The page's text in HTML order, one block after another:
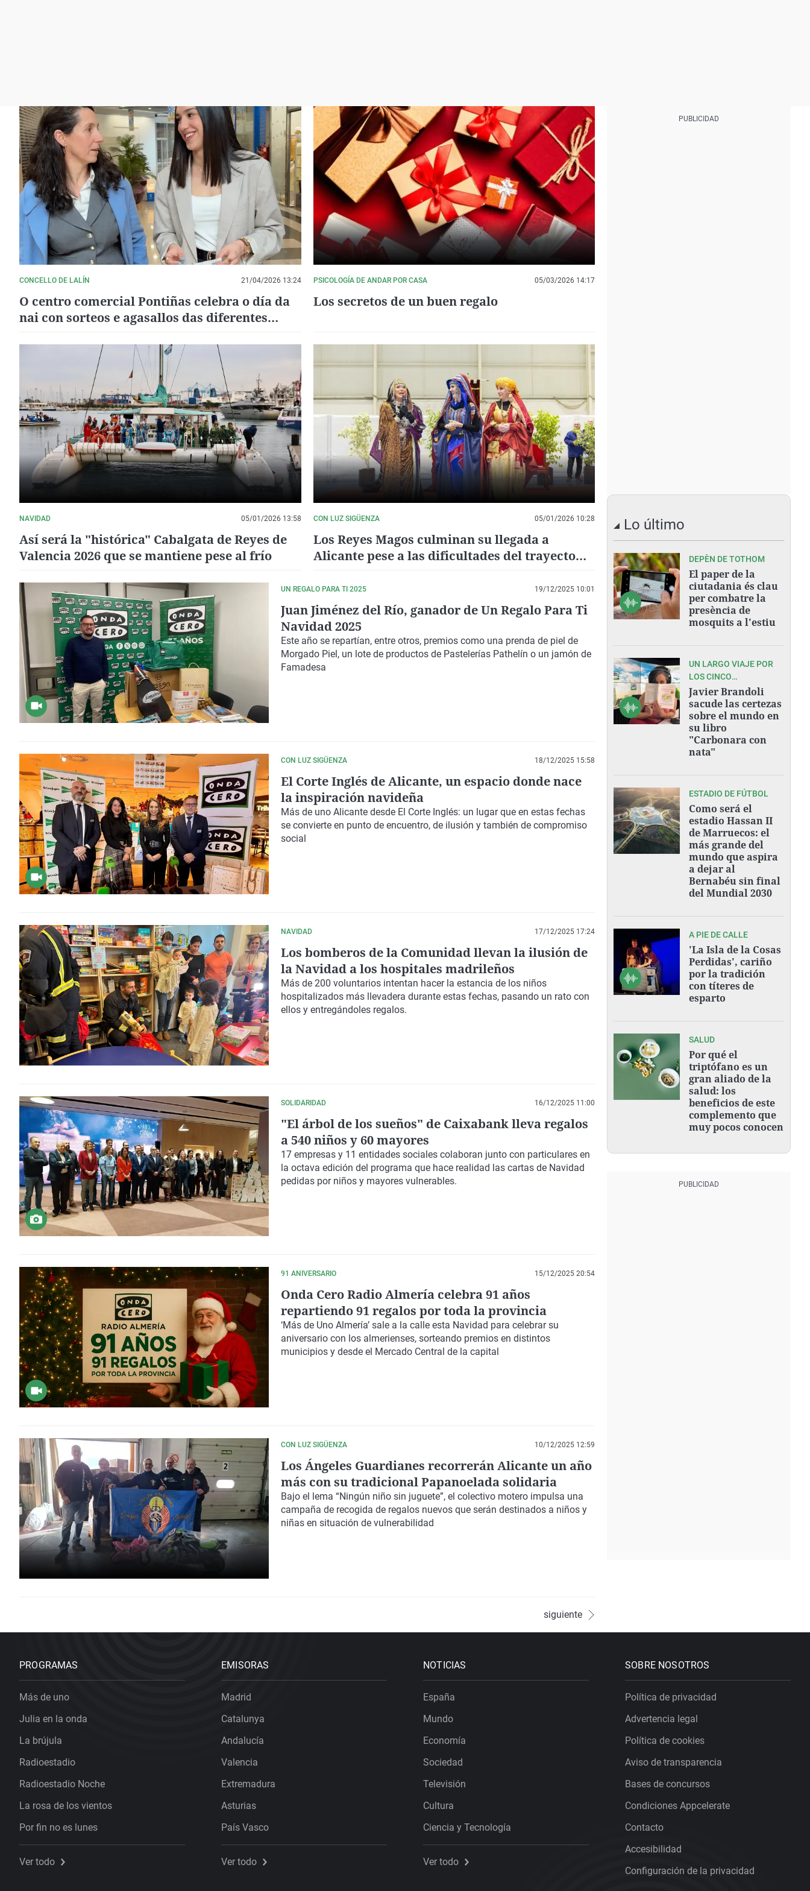
CONCELLO DE LALÍN 21/04/2026 13:24
O centro comercial Pontiñas celebra o día da
nai con sorteos e agasallos das diferentes
PSICOLOGÍA DE ANDAR POR CASA 05/03/2026 14:17
Los secretos de un buen regalo
NAVIDAD 05/01/2026 13:58
Así será la "histórica" Cabalgata de Reyes de
Valencia 2026 que se mantiene pese al frío
CON LUZ SIGÜENZA 05/01/2026 10:28
Los Reyes Magos culminan su llegada a
Alicante pese a las dificultades del trayecto
UN REGALO PARA TI 2025 19/12/2025 10:01
Juan Jiménez del Río, ganador de Un Regalo Para Ti
Navidad 2025
Este año se repartían, entre otros, premios como una prenda de piel de
Morgado Piel, un lote de productos de Pastelerías Pathelín o un jamón de
Famadesa
CON LUZ SIGÜENZA 18/12/2025 15:58
El Corte Inglés de Alicante, un espacio donde nace
la inspiración navideña
Más de uno Alicante desde El Corte Inglés: un lugar que en estas fechas
se convierte en punto de encuentro, de ilusión y también de compromiso
social
NAVIDAD 17/12/2025 17:24
Los bomberos de la Comunidad llevan la ilusión de
la Navidad a los hospitales madrileños
Más de 200 voluntarios intentan hacer la estancia de los niños
hospitalizados más llevadera durante estas fechas, pasando un rato con
ellos y entregándoles regalos.
SOLIDARIDAD 16/12/2025 11:00
"El árbol de los sueños" de Caixabank lleva regalos
a 540 niños y 60 mayores
17 empresas y 11 entidades sociales colaboran junto con particulares en
la octava edición del programa que hace realidad las cartas de Navidad
pedidas por niños y mayores vulnerables.
91 ANIVERSARIO 15/12/2025 20:54
Onda Cero Radio Almería celebra 91 años
repartiendo 91 regalos por toda la provincia
‘Más de Uno Almería’ sale a la calle esta Navidad para celebrar su
aniversario con los almerienses, sorteando premios en distintos
municipios y desde el Mercado Central de la capital
CON LUZ SIGÜENZA 10/12/2025 12:59
Los Ángeles Guardianes recorrerán Alicante un año
más con su tradicional Papanoelada solidaria
Bajo el lema “Ningún niño sin juguete”, el colectivo motero impulsa una
campaña de recogida de regalos nuevos que serán destinados a niños y
niñas en situación de vulnerabilidad
siguiente
Lo último
DEPÈN DE TOTHOM
El paper de la
ciutadania és clau
per combatre la
presència de
mosquits a l'estiu
UN LARGO VIAJE POR
LOS CINCO
CONTINENTES
Javier Brandoli
sacude las certezas
sobre el mundo en
su libro
"Carbonara con
nata"
ESTADIO DE FÚTBOL
Como será el
estadio Hassan II
de Marruecos: el
más grande del
mundo que aspira
a dejar al
Bernabéu sin final
del Mundial 2030
A PIE DE CALLE
'La Isla de la Cosas
Perdidas', cariño
por la tradición
con títeres de
esparto
SALUD
Por qué el
triptófano es un
gran aliado de la
salud: los
beneficios de este
complemento que
muy pocos conocen
PROGRAMAS
Más de uno
Julia en la onda
La brújula
Radioestadio
Radioestadio Noche
La rosa de los vientos
Por fin no es lunes
Ver todo
EMISORAS
Madrid
Catalunya
Andalucía
Valencia
Extremadura
Asturias
País Vasco
Ver todo
NOTICIAS
España
Mundo
Economía
Sociedad
Televisión
Cultura
Ciencia y Tecnología
Ver todo
SOBRE NOSOTROS
Política de privacidad
Advertencia legal
Política de cookies
Aviso de transparencia
Bases de concursos
Condiciones Appcelerate
Contacto
Accesibilidad
Configuración de la privacidad